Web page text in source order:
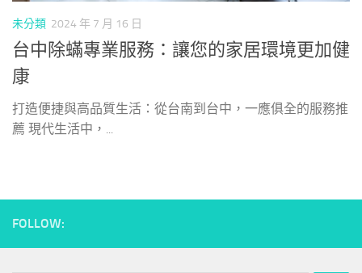
未分類 2024 年 7 月 16 日
台中除蟎專業服務：讓您的家居環境更加健
康
打造便捷與高品質生活：從台南到台中，一應俱全的服務推
薦 現代生活中，...
FOLLOW: